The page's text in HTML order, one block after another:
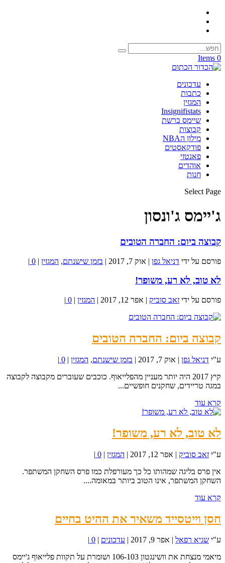
0 Items
עדכונים
כתבות
המגזין
Insignifistats
שיימס ברשת
קבוצות
מילון הNBA
פודקאסטים
פאנטזי
אוהדים
חנות
Select Page
ג'יימס ג'ונסון
קבוצה ביום: החברה הטובים
פורסם על ידי דניאל גפן | אוק 7, 2017 | בזמן שישנתם, המגזין |
0
|
לא טוב, לא רע, משופר!
פורסם על ידי זאב סוביק | אפר 12, 2017 | המגזין |
0
|
קבוצה ביום: החברה הטובים
ע"י דניאל גפן | אוק 7, 2017 | בזמן שישנתם, המגזין |
0
|
קיץ 2017 היה יותר מעניין מהפלייאוף. כוכבים שעוברים מקבוצה לקבוצה
במגה טריידים, שחקנים חופשיים...
קרא עוד
לא טוב, לא רע, משופר!
ע"י זאב סוביק | אפר 12, 2017 | המגזין |
0
|
אין פרס בליגה שמהותו כל כך מעורפלת כמו פרס השחקן המשתפר.
השחקן המשתפר, אינו הטוב ביותר במאומה....
קרא עוד
חסן וייטסייד משאיר את ההיט בחיים
ע"י שגיא רפאל אפר 9, 2017 עדכונים 0
מיאמי מנצחת את וושינגטון 106-103 ושומרת על תקוות פלייאוף ג'יימס